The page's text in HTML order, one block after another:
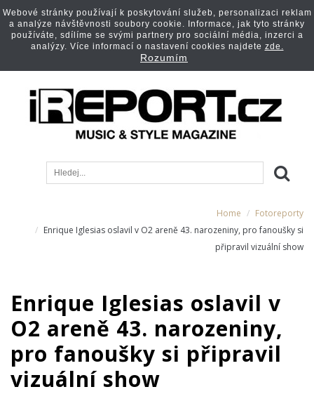
Home
Fotoreporty
Enrique Iglesias oslavil v O2 areně 43. narozeniny, pro fanoušky si
připravil vizuální show
Enrique Iglesias oslavil v
O2 areně 43. narozeniny,
pro fanoušky si připravil
vizuální show
Webové stránky používají k poskytování služeb, personalizaci reklam
a analýze návštěvnosti soubory cookie. Informace, jak tyto stránky
používáte, sdílíme se svými partnery pro sociální média, inzerci a
analýzy. Více informací o nastavení cookies najdete zde.
Rozumím